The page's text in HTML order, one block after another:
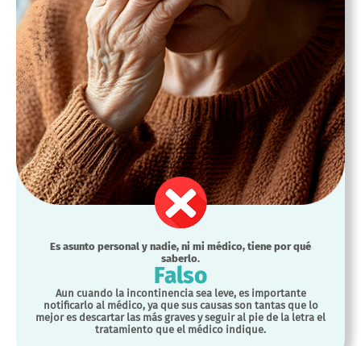
Es asunto personal y nadie, ni mi médico, tiene por qué
saberlo.
Falso
Aun cuando la incontinencia sea leve, es importante
notificarlo al médico, ya que sus causas son tantas que lo
mejor es descartar las más graves y seguir al pie de la letra el
tratamiento que el médico indique.